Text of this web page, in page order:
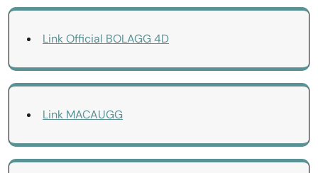
Link Official BOLAGG 4D
Link MACAUGG